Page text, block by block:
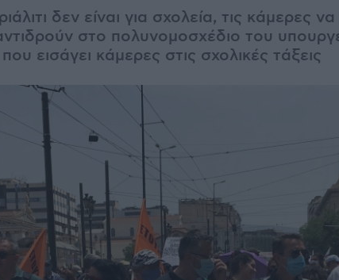
δεν είναι για σχολεία, τις κάμερες
στο πολυνομοσχέδιο του
εισάγει κάμερες στις σχολικές τάξεις